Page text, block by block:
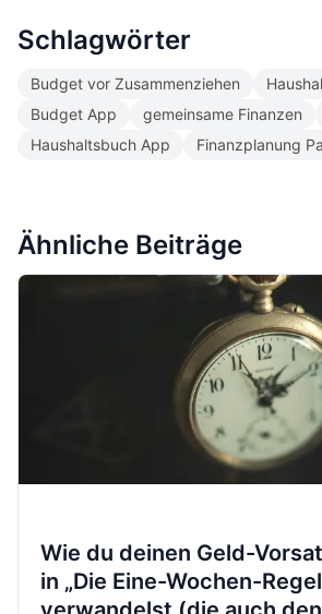
Schlagwörter
Budget vor Zusammenziehen
Budget App
gemeinsame Finanzen
Haushaltsbuch App
Finanzplanung
Ähnliche Beiträge
Wie du deinen Geld-
in „Die Eine-Wochen-